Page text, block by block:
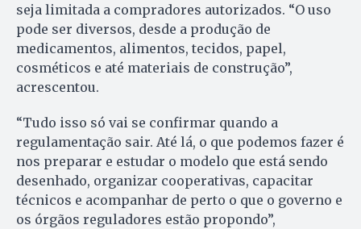
seja limitada a compradores autorizados. “O uso
pode ser diversos, desde a produção de
medicamentos, alimentos, tecidos, papel,
cosméticos e até materiais de construção”,
acrescentou.
“Tudo isso só vai se confirmar quando a
regulamentação sair. Até lá, o que podemos fazer é
nos preparar e estudar o modelo que está sendo
desenhado, organizar cooperativas, capacitar
técnicos e acompanhar de perto o que o governo e
os órgãos reguladores estão propondo”,